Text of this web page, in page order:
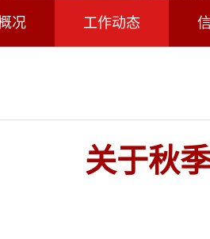
况 工作动态
关于秋